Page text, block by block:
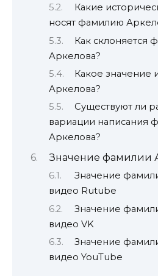
Какие
носят фамилию
Как склоняется
Аркелова?
Какое значение
Аркелова?
Существуют ли
вариации написания
Аркелова?
Значение фамилии
Значение
видео Rutube
Значение
видео VK
Значение
видео YouTube